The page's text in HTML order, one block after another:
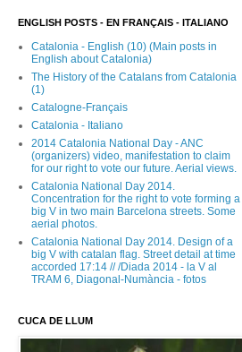
ENGLISH POSTS - EN FRANÇAIS - ITALIANO
Catalonia - English (10) (Main posts in
English about Catalonia)
The History of the Catalans from Catalonia
(1)
Catalogne-Français
Catalonia - Italiano
2014 Catalonia National Day - ANC
(organizers) video, manifestation to claim
for our right to vote our future. Aerial views.
Catalonia National Day 2014.
Concentration for the right to vote forming a
big V in two main Barcelona streets. Some
aerial photos.
Catalonia National Day 2014. Design of a
big V with catalan flag. Street detail at time
accorded 17:14 // /Diada 2014 - la V al
TRAM 6, Diagonal-Numància - fotos
CUCA DE LLUM